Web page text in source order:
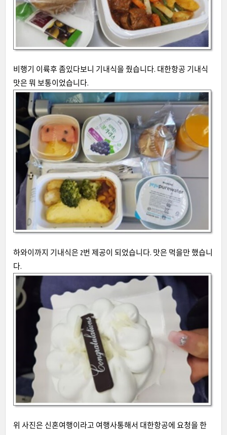
비행기 이륙후 좀있다보니 기내식을 줬습니다. 대한항공 기내식
맛은 뭐 보통이었습니다.
하와이까지 기내식은 2번 제공이 되었습니다. 맛은 먹을만 했습니
다.
위 사진은 신혼여행이라고 여행사통해서 대한항공에 요청을 한